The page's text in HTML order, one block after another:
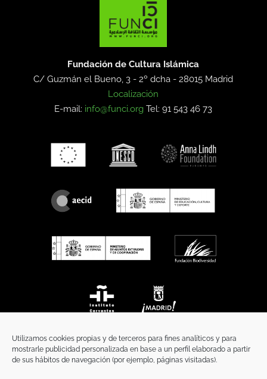
Utilizamos cookies propias y de terceros para fines analíticos y para
mostrarle publicidad personalizada en base a un perfil elaborado a partir
de sus hábitos de navegación (por ejemplo, páginas visitadas).
Fundación de Cultura Islámica
C/ Guzmán el Bueno, 3 - 2º dcha -28015 Madrid
Localización
E-mail: info@funci.org Tel: 91 543 46 73